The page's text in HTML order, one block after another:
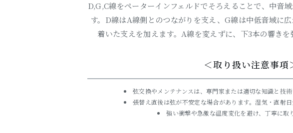
D,G,C線をペーターインフェルドでそろえることで、中音
す。D線はA線側とのつながりを支え、G線は中低音域に
着いた支えを加えます。A線を変えずに、下3本の響き
＜取り扱い注意事項
弦交換やメンテナンスは、専門家または適切な知識と技
張替え直後は弦が不安定な場合があります。湿気・直射
強い衝撃や急激な温度変化を避け、丁寧に取